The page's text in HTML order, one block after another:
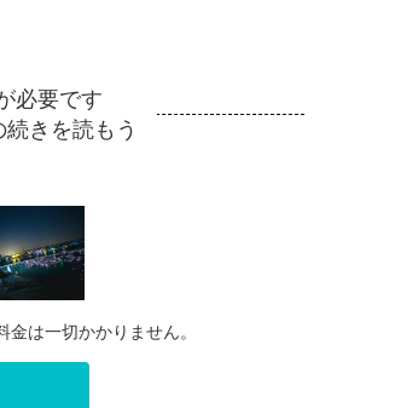
必要です
きを読もう
は一切かかりません。